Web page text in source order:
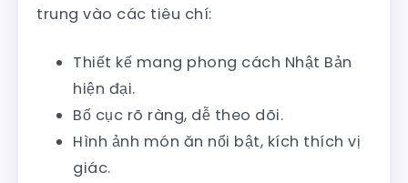
trung vào các tiêu chí:
Thiết kế mang phong cách Nhật Bản
hiện đại.
Bố cục rõ ràng, dễ theo dõi.
Hình ảnh món ăn nổi bật, kích thích vị
giác.